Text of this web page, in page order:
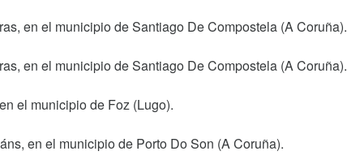
en el municipio de Santiago De Compostela (A Coruña).
en el municipio de Santiago De Compostela (A Coruña).
el municipio de Foz (Lugo).
en el municipio de Porto Do Son (A Coruña).